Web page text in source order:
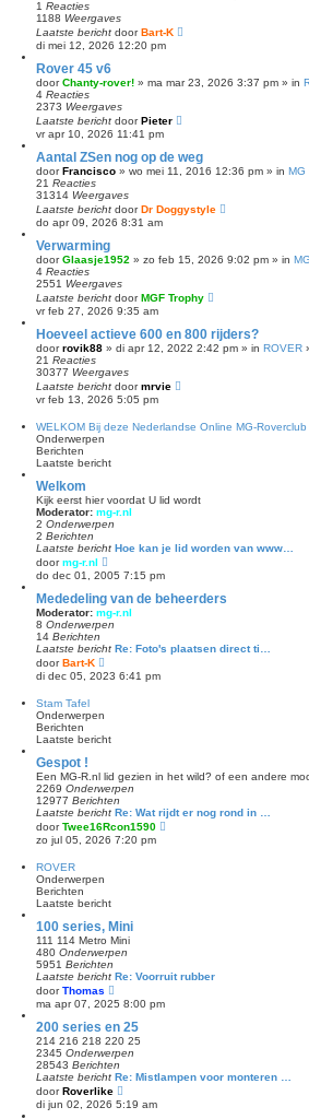
1 Reacties
1188 Weergaves
Laatste bericht doorBart-K
di mei 12, 2026 12:20 pm
Rover 45 v6
doorChanty-rover! » ma mar 23, 2026 3:37 pm » in
4 Reacties
2373 Weergaves
Laatste bericht doorPieter
vr apr 10, 2026 11:41 pm
Aantal ZSen nog op de weg
doorFrancisco » wo mei 11, 2016 12:36 pm » in MG
21 Reacties
31314 Weergaves
Laatste bericht doorDr Doggystyle
do apr 09, 2026 8:31 am
Verwarming
doorGlaasje1952 » zo feb 15, 2026 9:02 pm » in MG
4 Reacties
2551 Weergaves
Laatste bericht doorMGF Trophy
vr feb 27, 2026 9:35 am
Hoeveel actieve 600 en 800 rijders?
doorrovik88 » di apr 12, 2022 2:42 pm » in ROVER
21 Reacties
30377 Weergaves
Laatste bericht doormrvie
vr feb 13, 2026 5:05 pm
WELKOM Bij deze Nederlandse Online MG-Roverclub
Onderwerpen
Berichten
Laatste bericht
Welkom
Kijk eerst hier voordat U lid wordt
Moderator: mg-r.nl
2 Onderwerpen
2 Berichten
Laatste bericht Hoe kan je lid worden van www…
doormg-r.nl
e
k
k
l
a
s
r
h
t
do dec 01, 2005 7:15 pm
Mededeling van de beheerders
Moderator: mg-r.nl
8 Onderwerpen
14 Berichten
Laatste bericht Re: Foto's plaatsen direct ti…
doorBart-K
e
k
a
s
t
e
b
e
r
di dec 05, 2023 6:41 pm
Stam Tafel
Onderwerpen
Berichten
Laatste bericht
Gespot !
Een MG-R.nl lid gezien in het wild? of een andere
2269 Onderwerpen
12977 Berichten
Laatste bericht Re: Wat rijdt er nog rond in …
doorTwee16Rcon1590
b
zo jul 05, 2026 7:20 pm
ROVER
Onderwerpen
Berichten
Laatste bericht
100 series, Mini
111 114 Metro Mini
480 Onderwerpen
5951 Berichten
Laatste bericht Re: Voorruit rubber
doorThomas
e
k
i
j
k
l
a
a
s
ma apr 07, 2025 8:00 pm
200 series en 25
214 216 218 220 25
2345 Onderwerpen
28543 Berichten
Laatste bericht Re: Mistlampen voor monteren …
doorRoverlike
e
k
di jun 02, 2026 5:19 am